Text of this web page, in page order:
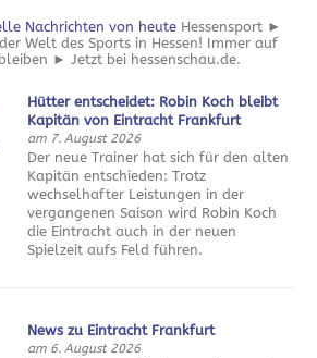
Nachrichten von heute Hessensport ►
Welt des Sports in Hessen! Immer auf
► Jetzt bei hessenschau.de.
Hütter entscheidet: Robin Koch bleibt
Kapitän von Eintracht Frankfurt
am 7. August 2026
Der neue Trainer hat sich für den alten
Kapitän entschieden: Trotz
wechselhafter Leistungen in der
vergangenen Saison wird Robin Koch
die Eintracht auch in der neuen
Spielzeit aufs Feld führen.
News zu Eintracht Frankfurt
am 6. August 2026